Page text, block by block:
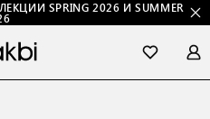
SPRING 2026 И SUMMER